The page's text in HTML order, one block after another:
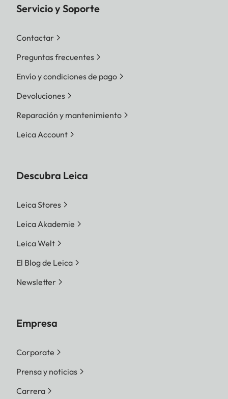
Servicio y Soporte
Contactar
Preguntas frecuentes
Envío y condiciones de pago
Devoluciones
Reparación y mantenimiento
Leica Account
Descubra Leica
Leica Stores
Leica Akademie
Leica Welt
El Blog de Leica
Newsletter
Empresa
Corporate
Prensa y noticias
Carrera